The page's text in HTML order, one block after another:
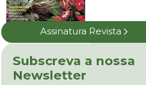
Assinatura Revista
Subscreva a nossa
Newsletter